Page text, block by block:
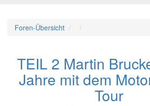
Foren-Übersicht
TEIL 2 Martin
Jahre mit dem
Tour